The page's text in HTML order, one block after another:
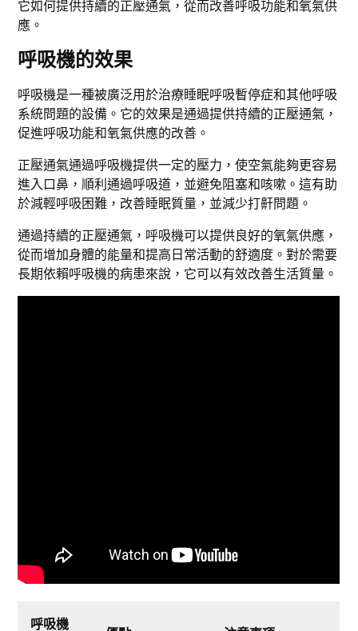
它如何提供持續的正壓通氣，從而改善呼吸功能和氧氣供
應。
呼吸機的效果
呼吸機是一種被廣泛用於治療睡眠呼吸暫停症和其他呼吸
系統問題的設備。它的效果是通過提供持續的正壓通氣，
促進呼吸功能和氧氣供應的改善。
正壓通氣通過呼吸機提供一定的壓力，使空氣能夠更容易
進入口鼻，順利通過呼吸道，並避免阻塞和咳嗽。這有助
於減輕呼吸困難，改善睡眠質量，並減少打鼾問題。
通過持續的正壓通氣，呼吸機可以提供良好的氧氣供應，
從而增加身體的能量和提高日常活動的舒適度。對於需要
長期依賴呼吸機的病患來說，它可以有效改善生活質量。
呼吸機